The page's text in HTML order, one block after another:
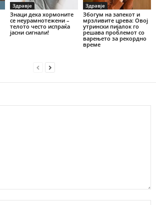
Здравје
Знаци дека хормоните
се неурамнотежени –
телото често испраќа
јасни сигнали!
Здравје
Збогум на запекот и
мрзливите црева: Овој
утрински пијалок го
решава проблемот со
варењето за рекордно
време